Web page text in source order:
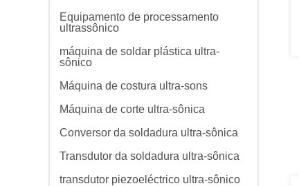
Equipamento de processamento
ultrassônico
máquina de soldar plástica ultra-
sônico
Máquina de costura ultra-sons
Máquina de corte ultra-sônica
Conversor da soldadura ultra-sônica
Transdutor da soldadura ultra-sônica
transdutor piezoeléctrico ultra-sônico